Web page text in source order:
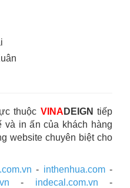
thuộc VINA DEIGN tiếp
và in ấn của khách hàng
website chuyên biệt cho
- inthenhua.com-
- indecal.com.vn -